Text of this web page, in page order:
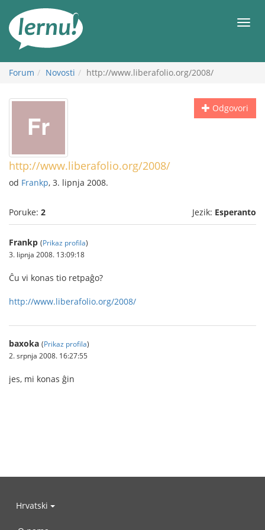
Meni
Forum Novosti http://www.liberafolio.org/2008/
Odgovori
http://www.liberafolio.org/2008/
od Frankp, 3. lipnja 2008.
Poruke: 2 Jezik: Esperanto
Frankp (Prikaz profila)
3. lipnja 2008. 13:09:18
Ĉu vi konas tio retpaĝo?
http://www.liberafolio.org/2008/
baxoka (Prikaz profila)
2. srpnja 2008. 16:27:55
jes, mi konas ĝin
Hrvatski